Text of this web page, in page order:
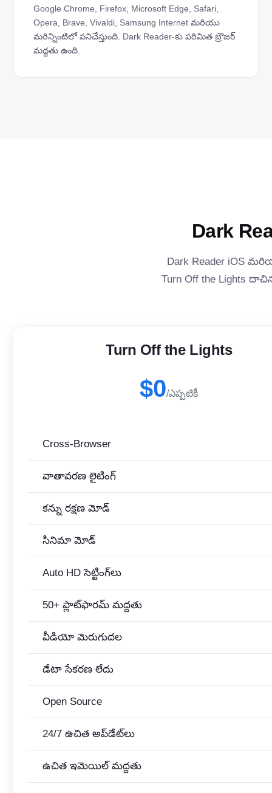
Google Chrome, Firefox, Microsoft Edge, Safari,
Opera, Brave, Vivaldi, Samsung Internet మరియు
మరిన్నింటిలో పనిచేస్తుంది. Dark Reader-కు పరిమిత బ్రౌజర్
మద్దతు ఉంది.
Dark
Dark Reader iOS
Turn Off the Lights
Turn Off the Lights
$0/ఎప్పటికీ
Cross-Browser
వాతావరణ లైటింగ్
కన్ను రక్షణ మోడ్
సినిమా మోడ్
Auto HD సెట్టింగ్‌లు
50+ ప్లాట్‌ఫారమ్ మద్దతు
వీడియో మెరుగుదల
డేటా సేకరణ లేదు
Open Source
24/7 ఉచిత అప్‌డేట్‌లు
ఉచిత ఇమెయిల్ మద్దతు